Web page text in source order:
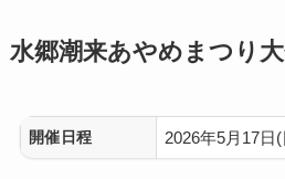
水郷潮来あやめまつり
開催日程 2026年5月17日